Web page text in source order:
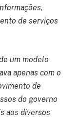
de serviços
um modelo
apenas com o
de
do governo
aos diversos